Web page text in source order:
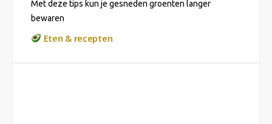
Met deze tips kun je gesneden groenten langer
bewaren
Eten & recepten